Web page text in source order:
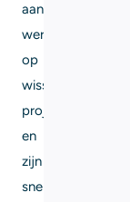
aan
werken
op
wisselende
projectlocaties
en
zijn
snel